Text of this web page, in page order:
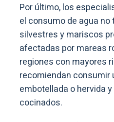
Por último, los
el consumo de agua no
silvestres y mariscos
afectadas por mareas
regiones con mayores
recomiendan consumir
embotellada o hervida
cocinados.